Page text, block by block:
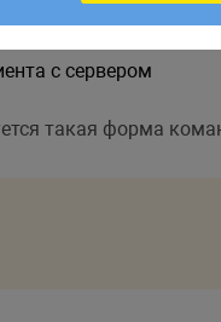
получая
с сервером
такая форма